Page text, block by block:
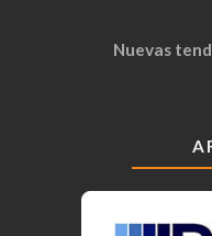
Nuevas